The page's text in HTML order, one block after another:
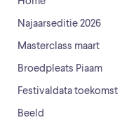
Najaarseditie 2026
Masterclass maart
Broedpleats Piaam
Festivaldata toekomst
Beeld